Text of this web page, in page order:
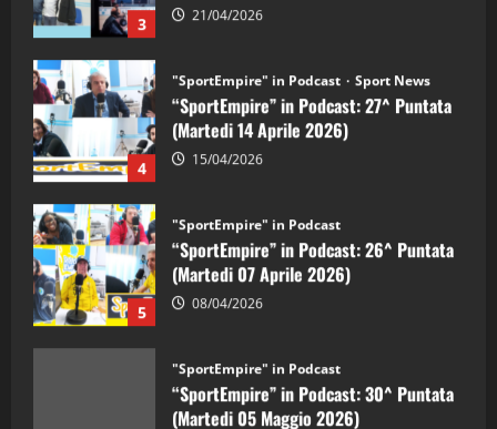
3 21/04/2026
4
"SportEmpire" in Podcast Sport News
“SportEmpire” in Podcast: 27^ Puntata
(Martedi 14 Aprile 2026)
15/04/2026
5
"SportEmpire" in Podcast
“SportEmpire” in Podcast: 26^ Puntata
(Martedi 07 Aprile 2026)
08/04/2026
"SportEmpire" in Podcast
“SportEmpire” in Podcast: 30^ Puntata
(Martedi 05 Maggio 2026)